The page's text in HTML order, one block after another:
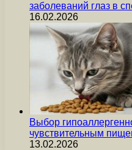
заболеваний глаз в
16.02.2026
Выбор
чувствительным
13.02.2026